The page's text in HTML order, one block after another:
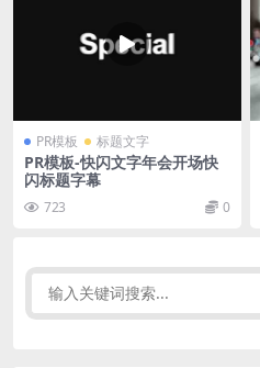
PR模板 标题文字
PR模板-快闪文字年会开场快
闪标题字幕
723 0